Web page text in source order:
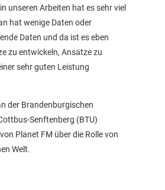
unseren Arbeiten hat es sehr viel
hat wenige Daten oder
Daten und da ist es eben
zu entwickeln, Ansätze zu
sehr guten Leistung
der Brandenburgischen
Senftenberg (BTU)
Planet FM über die Rolle von
Welt.